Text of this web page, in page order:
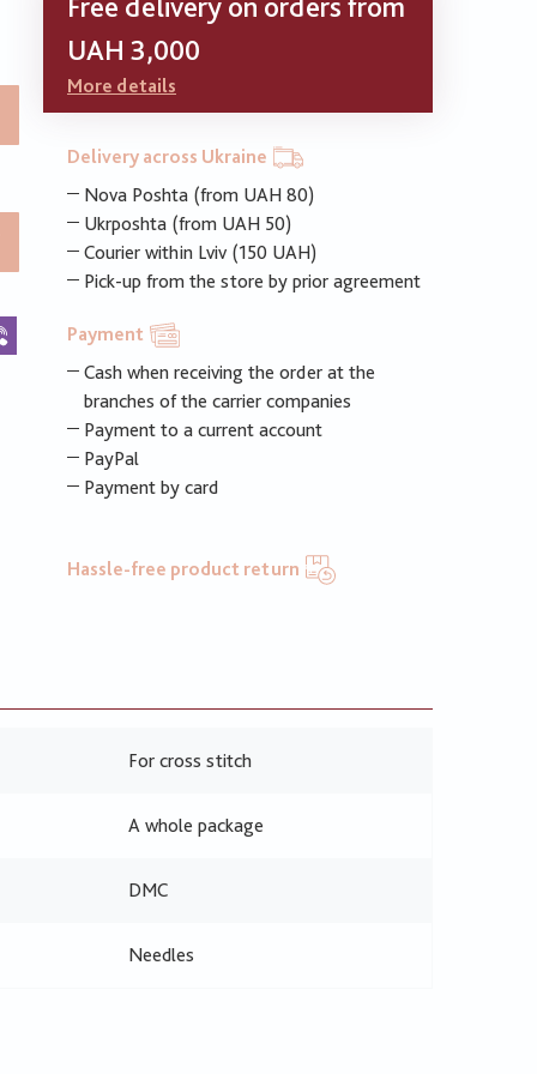
UAH 3,000
More details
Delivery across Ukraine
Nova Poshta (from UAH 80)
Ukrposhta (from UAH 50)
Courier within Lviv (150 UAH)
Pick-up from the store by prior agreement
Payment
Cash when receiving the order at the
branches of the carrier companies
Payment to a current account
PayPal
Payment by card
Hassle-free product return
For cross stitch
A whole package
DMC
Needles